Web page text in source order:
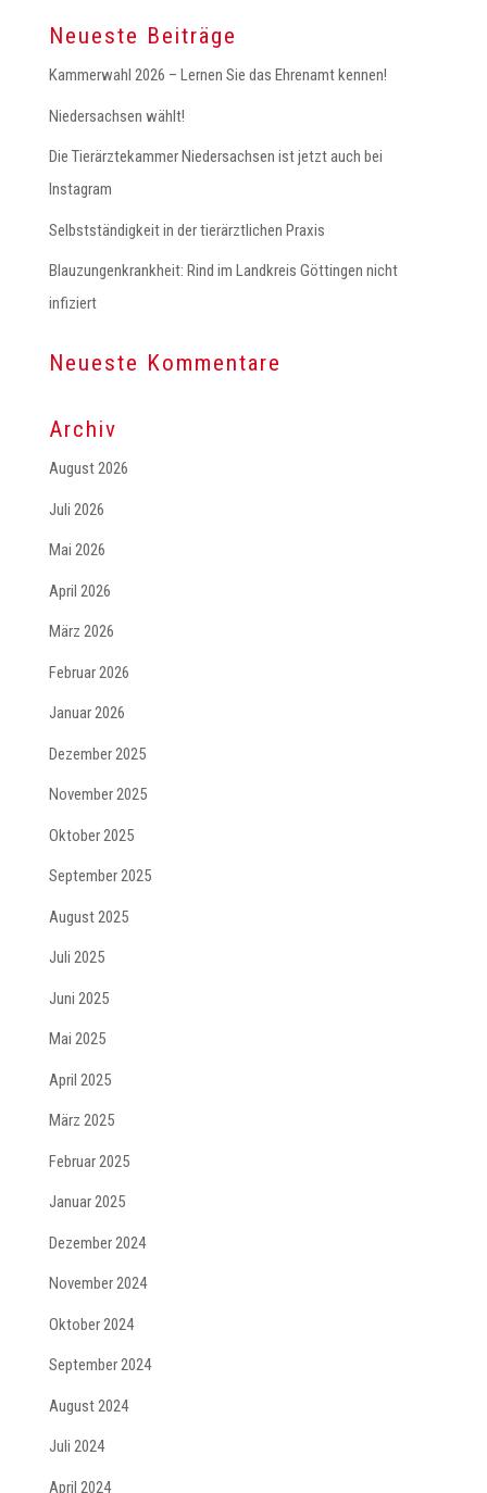
Neueste Beiträge
Kammerwahl 2026 – Lernen Sie das Ehrenamt kennen!
Niedersachsen wählt!
Die Tierärztekammer Niedersachsen ist jetzt auch bei
Instagram
Selbstständigkeit in der tierärztlichen Praxis
Blauzungenkrankheit: Rind im Landkreis Göttingen nicht
infiziert
Neueste Kommentare
Archiv
August 2026
Juli 2026
Mai 2026
April 2026
März 2026
Februar 2026
Januar 2026
Dezember 2025
November 2025
Oktober 2025
September 2025
August 2025
Juli 2025
Juni 2025
Mai 2025
April 2025
März 2025
Februar 2025
Januar 2025
Dezember 2024
November 2024
Oktober 2024
September 2024
August 2024
Juli 2024
April 2024